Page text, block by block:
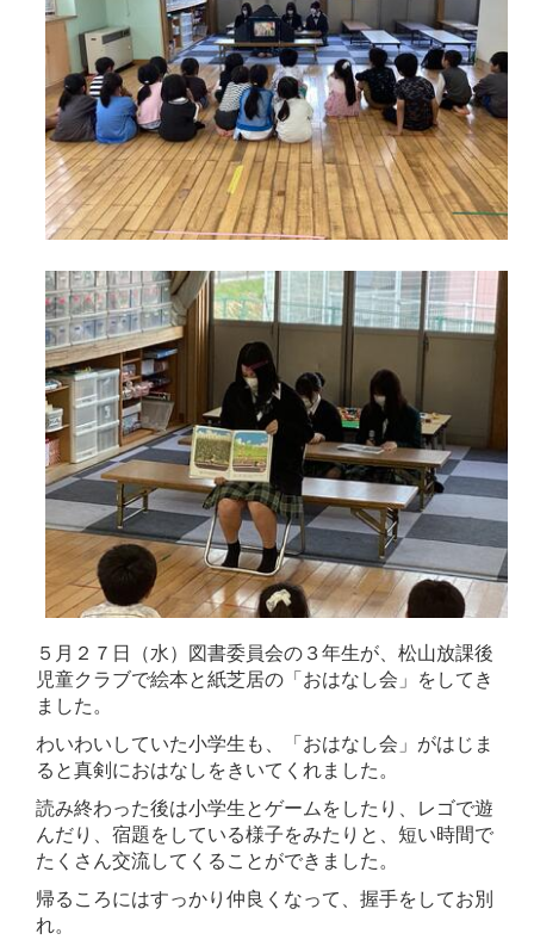
５月２７日（水）図書委員会の３年生が、松山放課後
児童クラブで絵本と紙芝居の「おはなし会」をしてき
ました。
わいわいしていた小学生も、「おはなし会」がはじま
ると真剣におはなしをきいてくれました。
読み終わった後は小学生とゲームをしたり、レゴで遊
んだり、宿題をしている様子をみたりと、短い時間で
たくさん交流してくることができました。
帰るころにはすっかり仲良くなって、握手をしてお別
れ。